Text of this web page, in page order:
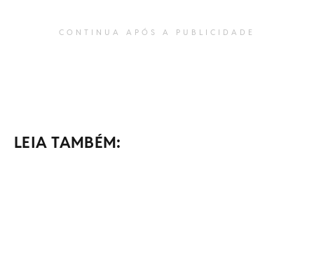
CONTINUA APÓS A PUBLICIDADE
LEIA TAMBÉM: